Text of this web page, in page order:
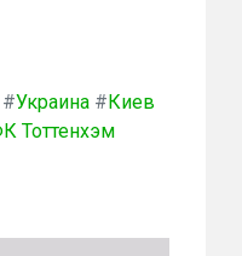
#Украина #Киев
Тоттенхэм